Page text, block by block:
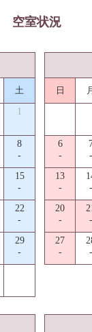
空室状況
土
1
8
-
15
-
22
-
29
-
日
6
-
-
13
-
-
20
-
-
27
-
-